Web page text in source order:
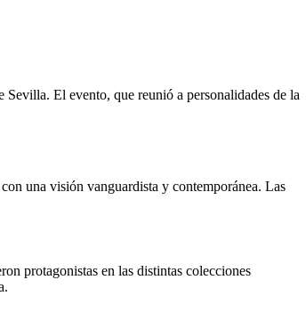
Sevilla. El evento, que reunió a personalidades de la
una visión vanguardista y contemporánea. Las
protagonistas en las distintas colecciones